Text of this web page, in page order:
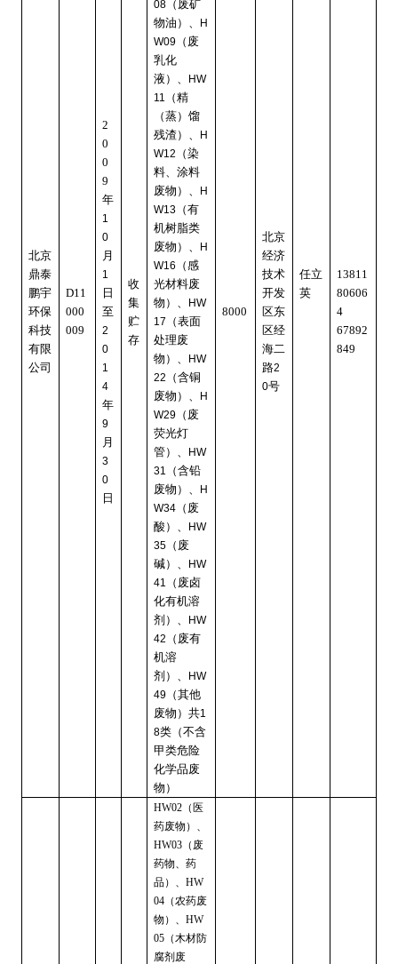
北京
鼎泰
鹏宇
环保
科技
有限
公司
D11
000
009
2
0
0
9
年
1
0
月
1
日
至
2
0
1
4
年
9
月
3
0
日
收
集
贮
存
08 （废矿
物油）、
H
W09 （废
乳化
液）、
HW
11
（精
（蒸）馏
残渣）、
H
W12
（染
料、涂料
废物）、
H
W13 （有
机树脂类
废物）、
H
W16
（感
光材料废
物）、
HW
17
（表面
处理废
物）、
HW
22
（含铜
废物）、
H
W29 （废
荧光灯
管）、
HW
31
（含铅
废物）、
H
W34 （废
酸）、
HW
35 （废
碱）、
HW
41
（废卤
化有机溶
剂）、
HW
42
（废有
机溶
剂）、
HW
49 （其他
废物）共1
8类（不含
甲类危险
化学品废
物）
8000
北京
经济
技术
开发
区东
区经
海二
路2
0号
任立
英
13811
80606
4
67892
849
HW02 （医
药废物）、
HW03 （废
药物、药
品）、HW
04 （农药废
物）、HW
05 （木材防
腐剂废